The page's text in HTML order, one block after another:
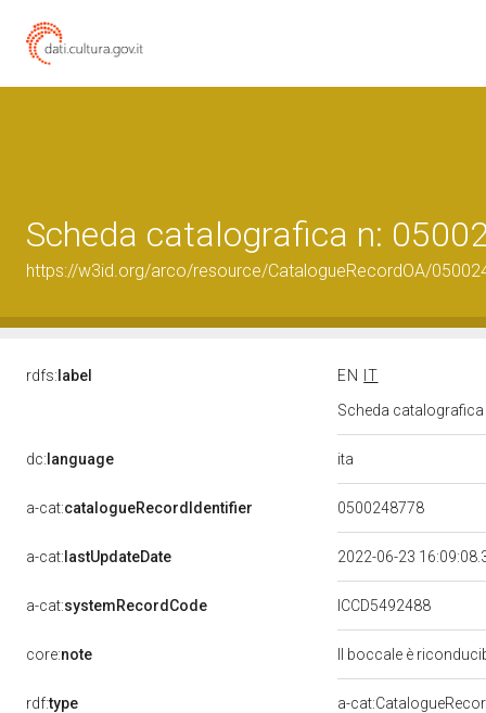
Scheda catalografica n:
https://w3id.org/arco/resource/CatalogueRecordOA/
rdfs: label EN
IT
Scheda
dc: language ita
a-cat:catalogueRecordIdentifier 0500248778
a-cat: lastUpdateDate 2022-06-23
a-cat:systemRecordCode ICCD5492488
core:note Il boccale è
rdf:type
a-